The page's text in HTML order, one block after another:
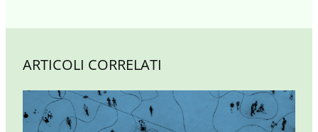
ARTICOLI CORRELATI